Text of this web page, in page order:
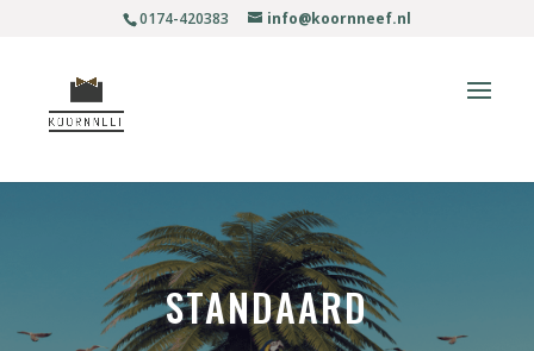
0174-420383 info@koornneef.nl
STANDAARD